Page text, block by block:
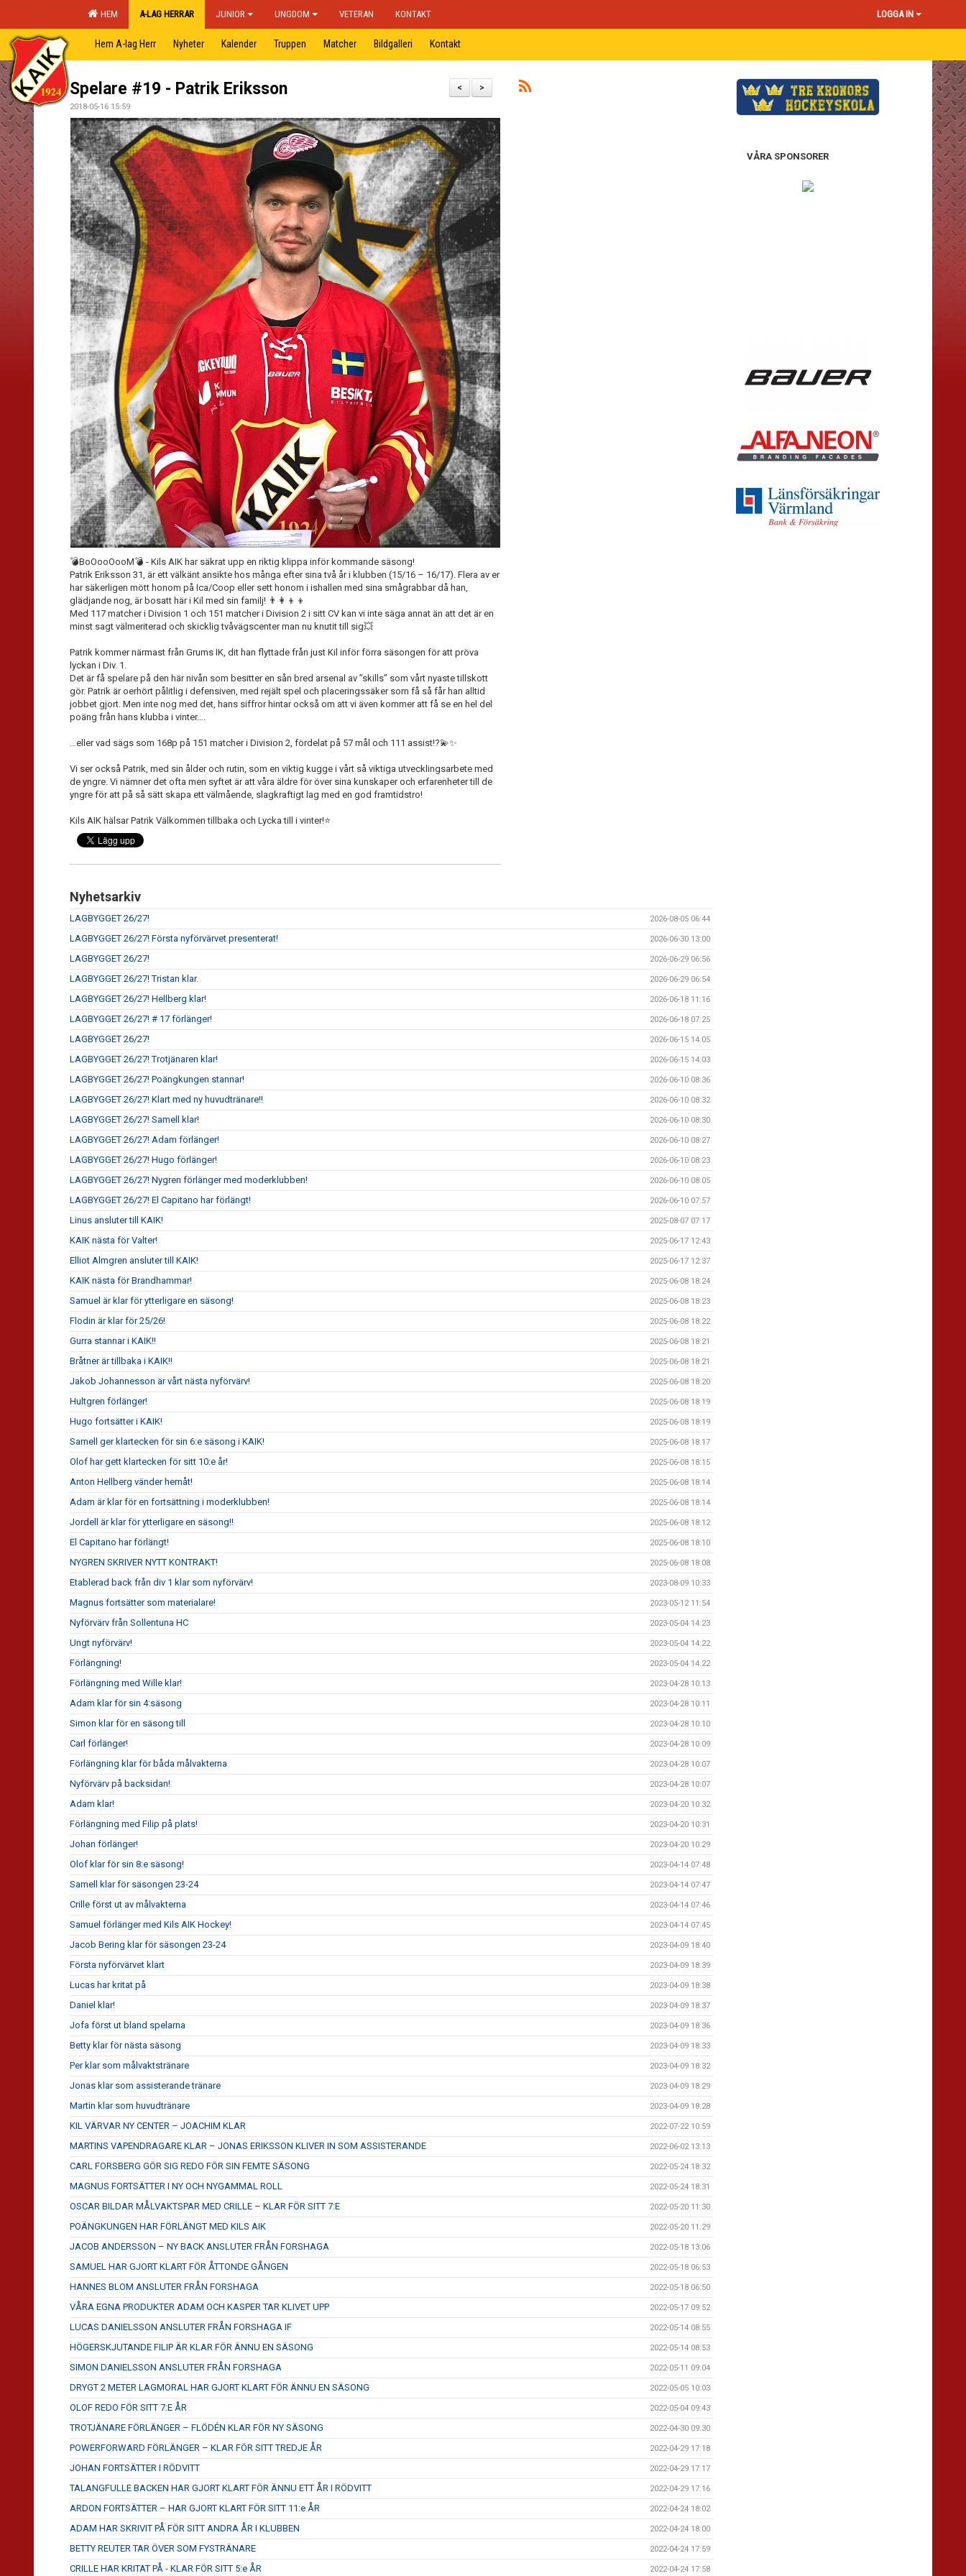
HEM A-LAG HERRAR JUNIOR UNGDOM VETERAN KONTAKT LOGGA IN
Hem A-lag Herr Nyheter Kalender Truppen Matcher Bildgalleri Kontakt
>
<
Spelare #19 - Patrik Eriksson
2018-05-16 15:59
💣BoOooOooM💣 - Kils AIK har säkrat upp en riktig klippa inför kommande säsong!
Patrik Eriksson 31, är ett välkänt ansikte hos många efter sina två år i klubben (15/16 – 16/17). Flera av er
har säkerligen mött honom på Ica/Coop eller sett honom i ishallen med sina smågrabbar då han,
glädjande nog, är bosatt här i Kil med sin familj! 👨‍👩‍👦‍👦
Med 117 matcher i Division 1 och 151 matcher i Division 2 i sitt CV kan vi inte säga annat än att det är en
minst sagt välmeriterad och skicklig tvåvägscenter man nu knutit till sig💥
Patrik kommer närmast från Grums IK, dit han flyttade från just Kil inför förra säsongen för att pröva
lyckan i Div. 1.
Det är få spelare på den här nivån som besitter en sån bred arsenal av ”skills” som vårt nyaste tillskott
gör. Patrik är oerhört pålitlig i defensiven, med rejält spel och placeringssäker som få så får han alltid
jobbet gjort. Men inte nog med det, hans siffror hintar också om att vi även kommer att få se en hel del
poäng från hans klubba i vinter….
…eller vad sägs som 168p på 151 matcher i Division 2, fördelat på 57 mål och 111 assist!?💫✨
Vi ser också Patrik, med sin ålder och rutin, som en viktig kugge i vårt så viktiga utvecklingsarbete med
de yngre. Vi nämner det ofta men syftet är att våra äldre för över sina kunskaper och erfarenheter till de
yngre för att på så sätt skapa ett välmående, slagkraftigt lag med en god framtidstro!
Kils AIK hälsar Patrik Välkommen tillbaka och Lycka till i vinter!⭐️
Nyhetsarkiv
LAGBYGGET 26/27! 2026-08-05 06:44
LAGBYGGET 26/27! Första nyförvärvet presenterat! 2026-06-30 13:00
LAGBYGGET 26/27! 2026-06-29 06:56
LAGBYGGET 26/27! Tristan klar. 2026-06-29 06:54
LAGBYGGET 26/27! Hellberg klar! 2026-06-18 11:16
LAGBYGGET 26/27! # 17 förlänger! 2026-06-18 07:25
LAGBYGGET 26/27! 2026-06-15 14:05
LAGBYGGET 26/27! Trotjänaren klar! 2026-06-15 14:03
LAGBYGGET 26/27! Poängkungen stannar! 2026-06-10 08:36
LAGBYGGET 26/27! Klart med ny huvudtränare!! 2026-06-10 08:32
LAGBYGGET 26/27! Samell klar! 2026-06-10 08:30
LAGBYGGET 26/27! Adam förlänger! 2026-06-10 08:27
LAGBYGGET 26/27! Hugo förlänger! 2026-06-10 08:23
LAGBYGGET 26/27! Nygren förlänger med moderklubben! 2026-06-10 08:05
LAGBYGGET 26/27! El Capitano har förlängt! 2026-06-10 07:57
Linus ansluter till KAIK! 2025-08-07 07:17
KAIK nästa för Valter! 2025-06-17 12:43
Elliot Almgren ansluter till KAIK! 2025-06-17 12:37
KAIK nästa för Brandhammar! 2025-06-08 18:24
Samuel är klar för ytterligare en säsong! 2025-06-08 18:23
Flodin är klar för 25/26! 2025-06-08 18:22
Gurra stannar i KAIK!! 2025-06-08 18:21
Bråtner är tillbaka i KAIK!! 2025-06-08 18:21
Jakob Johannesson är vårt nästa nyförvärv! 2025-06-08 18:20
Hultgren förlänger! 2025-06-08 18:19
Hugo fortsätter i KAIK! 2025-06-08 18:19
Samell ger klartecken för sin 6:e säsong i KAIK! 2025-06-08 18:17
Olof har gett klartecken för sitt 10:e år! 2025-06-08 18:15
Anton Hellberg vänder hemåt! 2025-06-08 18:14
Adam är klar för en fortsättning i moderklubben! 2025-06-08 18:14
Jordell är klar för ytterligare en säsong!! 2025-06-08 18:12
El Capitano har förlängt! 2025-06-08 18:10
NYGREN SKRIVER NYTT KONTRAKT! 2025-06-08 18:08
Etablerad back från div 1 klar som nyförvärv! 2023-08-09 10:33
Magnus fortsätter som materialare! 2023-05-12 11:54
Nyförvärv från Sollentuna HC 2023-05-04 14:23
Ungt nyförvärv! 2023-05-04 14:22
Förlängning! 2023-05-04 14:22
Förlängning med Wille klar! 2023-04-28 10:13
Adam klar för sin 4:säsong 2023-04-28 10:11
Simon klar för en säsong till 2023-04-28 10:10
Carl förlänger! 2023-04-28 10:09
Förlängning klar för båda målvakterna 2023-04-28 10:07
Nyförvärv på backsidan! 2023-04-28 10:07
Adam klar! 2023-04-20 10:32
Förlängning med Filip på plats! 2023-04-20 10:31
Johan förlänger! 2023-04-20 10:29
Olof klar för sin 8:e säsong! 2023-04-14 07:48
Samell klar för säsongen 23-24 2023-04-14 07:47
Crille först ut av målvakterna 2023-04-14 07:46
Samuel förlänger med Kils AIK Hockey! 2023-04-14 07:45
Jacob Bering klar för säsongen 23-24 2023-04-09 18:40
Första nyförvärvet klart 2023-04-09 18:39
Lucas har kritat på 2023-04-09 18:38
Daniel klar! 2023-04-09 18:37
Jofa först ut bland spelarna 2023-04-09 18:36
Betty klar för nästa säsong 2023-04-09 18:33
Per klar som målvaktstränare 2023-04-09 18:32
Jonas klar som assisterande tränare 2023-04-09 18:29
Martin klar som huvudtränare 2023-04-09 18:28
KIL VÄRVAR NY CENTER – JOACHIM KLAR 2022-07-22 10:59
MARTINS VAPENDRAGARE KLAR – JONAS ERIKSSON KLIVER IN SOM ASSISTERANDE 2022-06-02 13:13
CARL FORSBERG GÖR SIG REDO FÖR SIN FEMTE SÄSONG 2022-05-24 18:32
MAGNUS FORTSÄTTER I NY OCH NYGAMMAL ROLL 2022-05-24 18:31
OSCAR BILDAR MÅLVAKTSPAR MED CRILLE – KLAR FÖR SITT 7:E 2022-05-20 11:30
POÄNGKUNGEN HAR FÖRLÄNGT MED KILS AIK 2022-05-20 11:29
JACOB ANDERSSON – NY BACK ANSLUTER FRÅN FORSHAGA 2022-05-18 13:06
SAMUEL HAR GJORT KLART FÖR ÅTTONDE GÅNGEN 2022-05-18 06:53
HANNES BLOM ANSLUTER FRÅN FORSHAGA 2022-05-18 06:50
VÅRA EGNA PRODUKTER ADAM OCH KASPER TAR KLIVET UPP 2022-05-17 09:52
LUCAS DANIELSSON ANSLUTER FRÅN FORSHAGA IF 2022-05-14 08:55
HÖGERSKJUTANDE FILIP ÄR KLAR FÖR ÄNNU EN SÄSONG 2022-05-14 08:53
SIMON DANIELSSON ANSLUTER FRÅN FORSHAGA 2022-05-11 09:04
DRYGT 2 METER LAGMORAL HAR GJORT KLART FÖR ÄNNU EN SÄSONG 2022-05-05 10:03
OLOF REDO FÖR SITT 7:E ÅR 2022-05-04 09:43
TROTJÄNARE FÖRLÄNGER – FLÖDÉN KLAR FÖR NY SÄSONG 2022-04-30 09:30
POWERFORWARD FÖRLÄNGER – KLAR FÖR SITT TREDJE ÅR 2022-04-29 17:18
JOHAN FORTSÄTTER I RÖDVITT 2022-04-29 17:17
TALANGFULLE BACKEN HAR GJORT KLART FÖR ÄNNU ETT ÅR I RÖDVITT 2022-04-29 17:16
ARDON FORTSÄTTER – HAR GJORT KLART FÖR SITT 11:e ÅR 2022-04-24 18:02
ADAM HAR SKRIVIT PÅ FÖR SITT ANDRA ÅR I KLUBBEN 2022-04-24 18:00
BETTY REUTER TAR ÖVER SOM FYSTRÄNARE 2022-04-24 17:59
CRILLE HAR KRITAT PÅ - KLAR FÖR SITT 5:e ÅR 2022-04-24 17:58
VÅRA SPONSORER